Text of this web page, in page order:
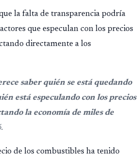
la falta de transparencia podría
que especulan con los precios
directamente a los
saber quién se está quedando
está especulando con los precios
la economía de miles de
de los combustibles ha tenido